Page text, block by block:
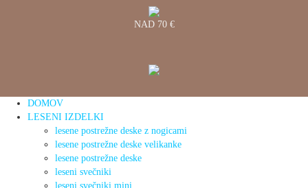
NAD 70 €
DOMOV
LESENI IZDELKI
lesene postrežne deske z nogicami
lesene postrežne deske velikanke
lesene postrežne deske
leseni svečniki
leseni svečniki mini